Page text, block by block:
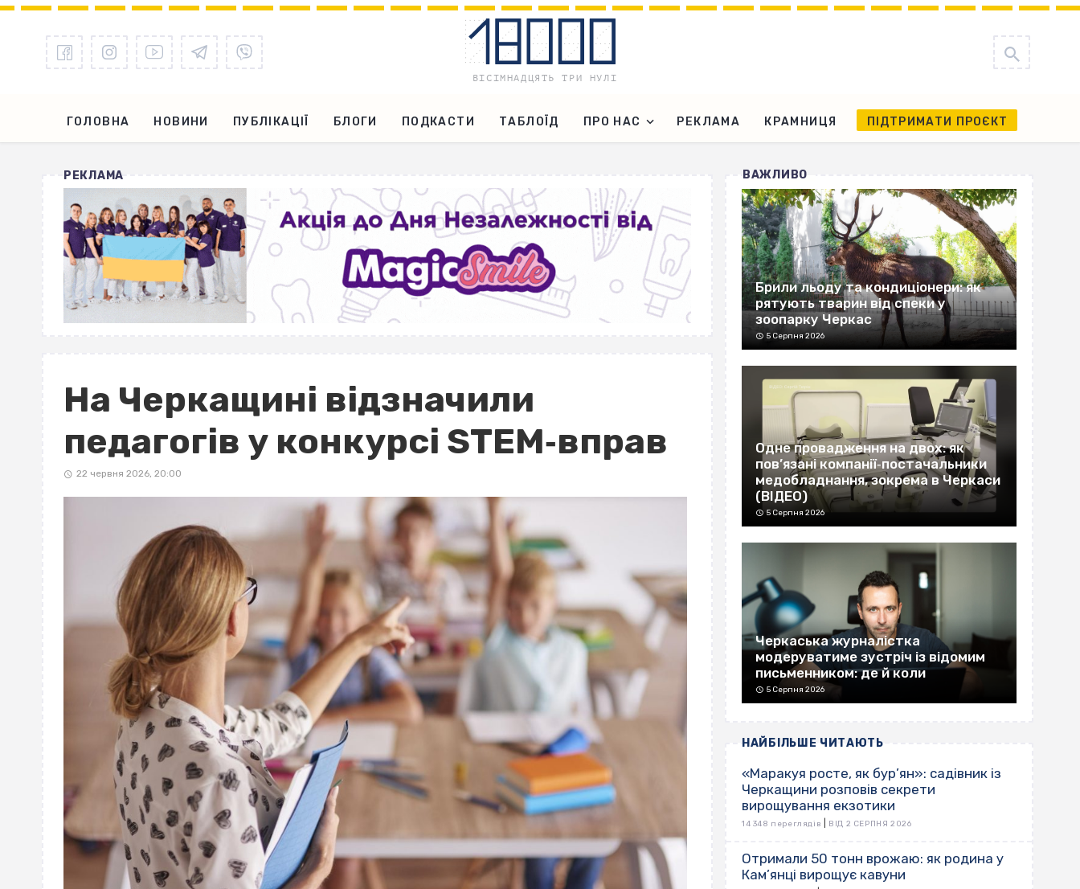
ГОЛОВНА НОВИНИ ПУБЛІКАЦІЇ БЛОГИ ПОДКАСТИ ТАБЛОЇД ПРО НАС РЕКЛАМА КРАМНИЦЯ ПІДТРИМАТИ ПРОЄКТ
РЕКЛАМА
На Черкащині відзначили
педагогів у конкурсі STEM‐вправ
22 червня 2026, 20:00
ВАЖЛИВО
Брили льоду та кондиціонери: як
рятують тварин від спеки у
зоопарку Черкас
5 Серпня 2026
Одне провадження на двох: як
пов’язані компанії‐постачальники
медобладнання, зокрема в Черкаси
(ВІДЕО)
5 Серпня 2026
Черкаська журналістка
модеруватиме зустріч із відомим
письменником: де й коли
5 Серпня 2026
НАЙБІЛЬШЕ ЧИТАЮТЬ
«Маракуя росте, як бур’ян»: садівник із
Черкащини розповів секрети
вирощування екзотики
14 348 переглядів ВІД 2 СЕРПНЯ 2026
Отримали 50 тонн врожаю: як родина у
Кам’янці вирощує кавуни